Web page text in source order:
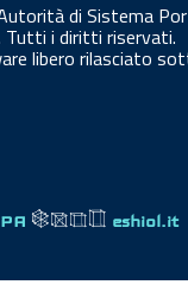
di Sistema
i diritti riservati.
libero rilasciato
eshiol.it